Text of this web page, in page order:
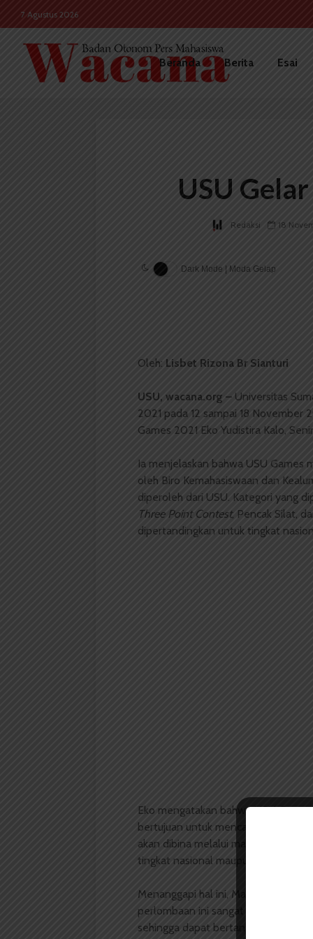
7 Agustus 2026
Beranda Berita Esai
USU
Redaksi 18
Dark Mode | Moda Gelap
Oleh: Lisbet Rizona Br Sianturi
USU, wacana.org – Universitas
2021 pada 12 sampai 18 November
Games 2021 Eko Yudistira Kalo,
Ia menjelaskan bahwa USU Games
oleh Biro Kemahasiswaan dan
diperoleh dari USU. Kategori yang
Three Point Contest, Pencak Silat,
dipertandingkan untuk tingkat
Eko mengatakan bahwa USU
bertujuan untuk mencari bibit-bibit
akan dibina melalui masing-masing
tingkat nasional maupun
Menanggapi hal ini, Mahasiswa
perlombaan ini sangat bagus karena
sehingga dapat bertanding